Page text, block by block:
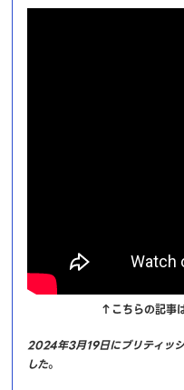
↑こちらの記事
2024年3月19日にブリティッ
した。